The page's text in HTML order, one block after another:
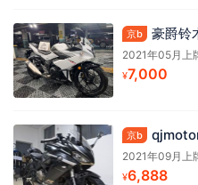
京b 豪爵铃
2021年05月上
¥7,000
京b
2021年09月上
¥6,888